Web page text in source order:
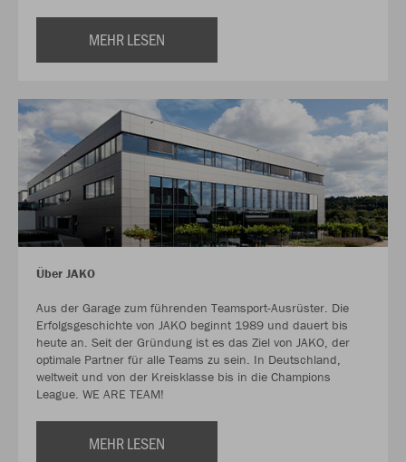
MEHR LESEN
Über JAKO
Aus der Garage zum führenden Teamsport-Ausrüster. Die
Erfolgsgeschichte von JAKO beginnt 1989 und dauert bis
heute an. Seit der Gründung ist es das Ziel von JAKO, der
optimale Partner für alle Teams zu sein. In Deutschland,
weltweit und von der Kreisklasse bis in die Champions
League. WE ARE TEAM!
MEHR LESEN